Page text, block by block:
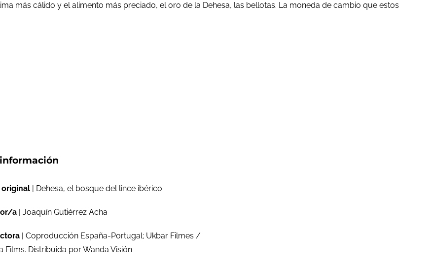
más cálido y el alimento más preciado, el oro de la Dehesa, las bellotas. La moneda de cambio que estos
| Dehesa, el bosque del lince ibérico
a | Joaquín Gutiérrez Acha
| Coproducción España-Portugal; Ukbar Filmes /
Films. Distribuida por Wanda Visión